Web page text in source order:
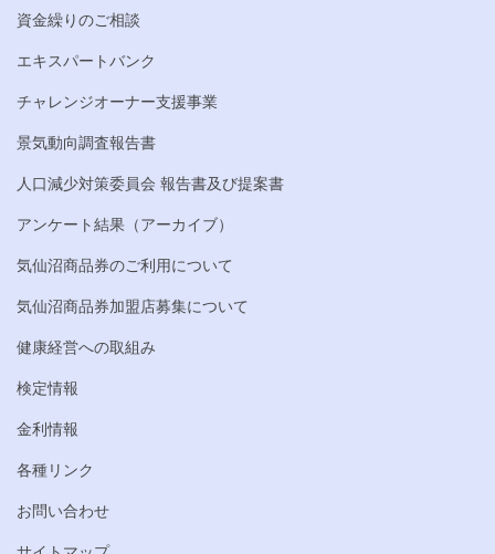
資金繰りのご相談
エキスパートバンク
チャレンジオーナー支援事業
景気動向調査報告書
人口減少対策委員会 報告書及び提案書
アンケート結果（アーカイブ）
気仙沼商品券のご利用について
気仙沼商品券加盟店募集について
健康経営への取組み
検定情報
金利情報
各種リンク
お問い合わせ